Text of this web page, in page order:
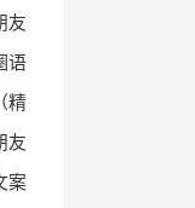
友
语
精
友
案